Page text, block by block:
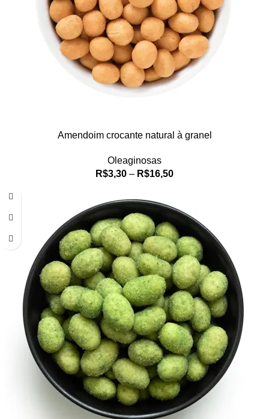
Amendoim crocante natural à granel
Oleaginosas
R$3,30 – R$16,50